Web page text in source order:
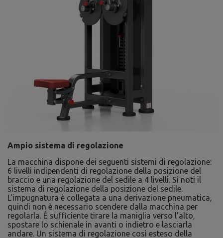
Ampio sistema di regolazione
La macchina dispone dei seguenti sistemi di regolazione:
6 livelli indipendenti di regolazione della posizione del
braccio e una regolazione del sedile a 4 livelli. Si noti il
sistema di regolazione della posizione del sedile.
L'impugnatura è collegata a una derivazione pneumatica,
quindi non è necessario scendere dalla macchina per
regolarla. È sufficiente tirare la maniglia verso l'alto,
spostare lo schienale in avanti o indietro e lasciarla
andare. Un sistema di regolazione così esteso della